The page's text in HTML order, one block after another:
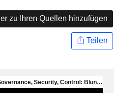
zu Ihren Quellen hinzufügen
Teilen